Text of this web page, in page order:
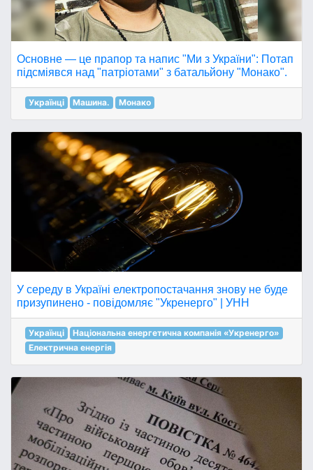
Основне — це прапор та напис "Ми з України": Потап
підсміявся над "патріотами" з батальйону "Монако".
Українці Машина. Монако
У середу в Україні електропостачання знову не буде
призупинено - повідомляє "Укренерго" | УНН
Українці
Національна енергетична компанія «Укренерго»
Електрична енергія